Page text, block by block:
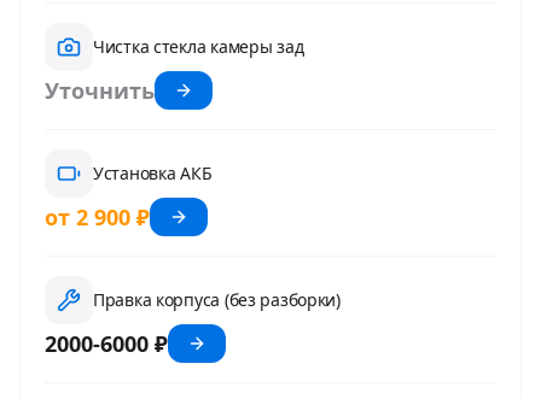
Чистка стекла камеры зад
Уточнить
Установка АКБ
от 2 900 ₽
Правка корпуса (без разборки)
2000-6000 ₽